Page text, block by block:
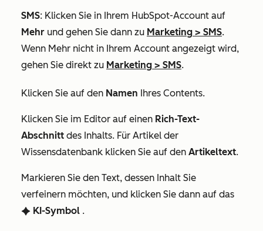
SMS: Klicken Sie in Ihrem HubSpot-Account auf
Mehr und gehen Sie dann zu Marketing > SMS.
Wenn Mehr nicht in Ihrem Account angezeigt wird,
gehen Sie direkt zu Marketing > SMS.
Klicken Sie auf den Namen Ihres Contents.
Klicken Sie im Editor auf einen Rich-Text-
Abschnitt des Inhalts. Für Artikel der
Wissensdatenbank klicken Sie auf den Artikeltext.
Markieren Sie den Text, dessen Inhalt Sie
verfeinern möchten, und klicken Sie dann auf das
artificialIntelligence KI-Symbol .